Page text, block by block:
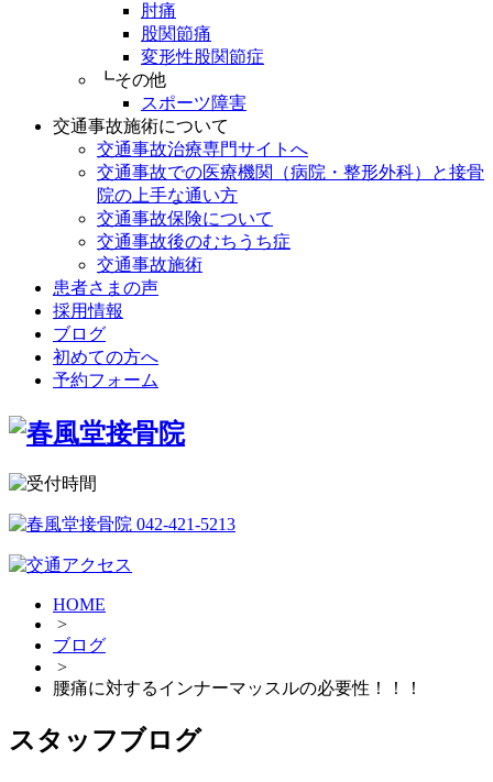
肘痛
股関節痛
変形性股関節症
┗その他
スポーツ障害
交通事故施術について
交通事故治療専門サイトへ
交通事故での医療機関（病院・整形外科）と接骨
院の上手な通い方
交通事故保険について
交通事故後のむちうち症
交通事故施術
患者さまの声
採用情報
ブログ
初めての方へ
予約フォーム
HOME
>
ブログ
>
腰痛に対するインナーマッスルの必要性！！！
スタッフブログ